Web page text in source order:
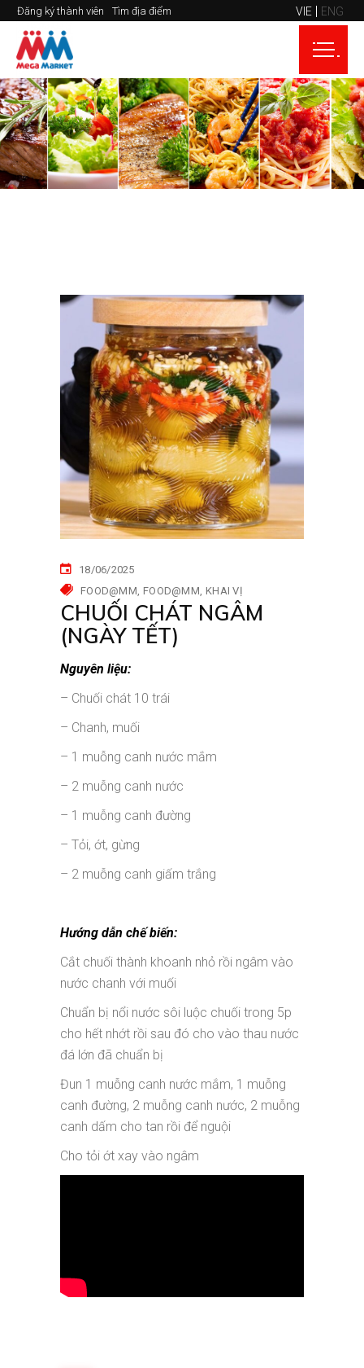
Đăng ký thành viên Tìm địa điểm VIE ENG
18/06/2025
FOOD@MM FOOD@MM KHAI VỊ
CHUỐI CHÁT NGÂM
(NGÀY TẾT)
Nguyên liệu:
– Chuối chát 10 trái
– Chanh, muối
– 1 muỗng canh nước mắm
– 2 muỗng canh nước
– 1 muỗng canh đường
– Tỏi, ớt, gừng
– 2 muỗng canh giấm trắng
Hướng dẫn chế biến:
Cắt chuối thành khoanh nhỏ rồi ngâm vào
nước chanh với muối
Chuẩn bị nổi nước sôi luộc chuối trong 5p
cho hết nhớt rồi sau đó cho vào thau nước
đá lớn đã chuẩn bị
Đun 1 muỗng canh nước mắm, 1 muỗng
canh đường, 2 muỗng canh nước, 2 muỗng
canh dấm cho tan rồi để nguội
Cho tỏi ớt xay vào ngâm